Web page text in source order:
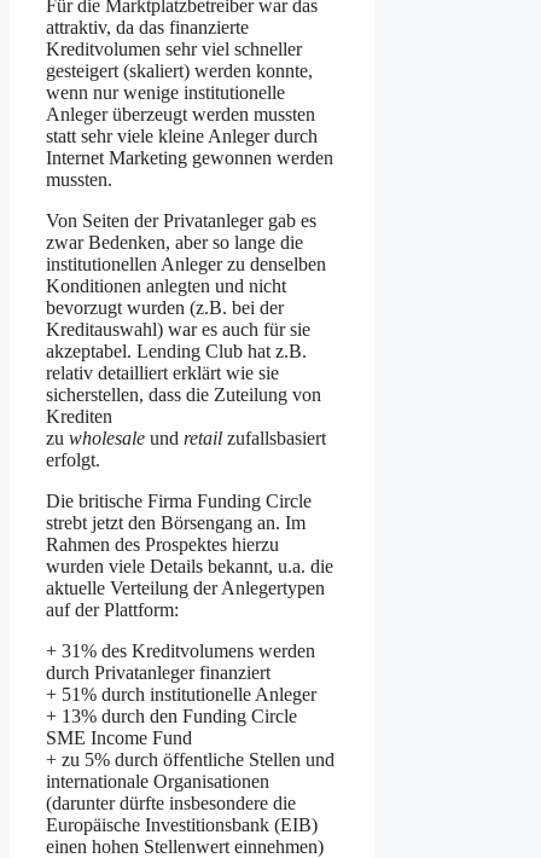
Für die Marktplatzbetreiber war das
attraktiv, da das finanzierte
Kreditvolumen sehr viel schneller
gesteigert (skaliert) werden konnte,
wenn nur wenige institutionelle
Anleger überzeugt werden mussten
statt sehr viele kleine Anleger durch
Internet Marketing gewonnen werden
mussten.
Von Seiten der Privatanleger gab es
zwar Bedenken, aber so lange die
institutionellen Anleger zu denselben
Konditionen anlegten und nicht
bevorzugt wurden (z.B. bei der
Kreditauswahl) war es auch für sie
akzeptabel. Lending Club hat z.B.
relativ detailliert erklärt wie sie
sicherstellen, dass die Zuteilung von
Krediten
zu wholesale und retail zufallsbasiert
erfolgt.
Die britische Firma Funding Circle
strebt jetzt den Börsengang an. Im
Rahmen des Prospektes hierzu
wurden viele Details bekannt, u.a. die
aktuelle Verteilung der Anlegertypen
auf der Plattform:
+ 31% des Kreditvolumens werden
durch Privatanleger finanziert
+ 51% durch institutionelle Anleger
+ 13% durch den Funding Circle
SME Income Fund
+ zu 5% durch öffentliche Stellen und
internationale Organisationen
(darunter dürfte insbesondere die
Europäische Investitionsbank (EIB)
einen hohen Stellenwert einnehmen)